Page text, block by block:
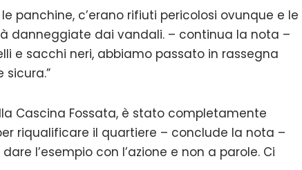
panchine, c’erano rifiuti pericolosi ovunque e le
danneggiate dai vandali. – continua la nota –
e sacchi neri, abbiamo passato in rassegna
sicura.”
Cascina Fossata, è stato completamente
riqualificare il quartiere – conclude la nota –
l’esempio con l’azione e non a parole. Ci